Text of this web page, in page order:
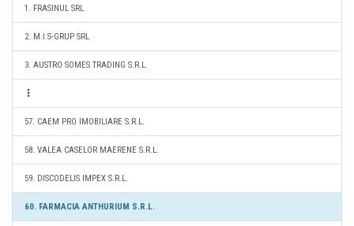
1. FRASINUL SRL
2. M.I.S-GRUP SRL
3. AUSTRO SOMES TRADING S.R.L.
57. CAEM PRO IMOBILIARE S.R.L.
58. VALEA CASELOR MAERENE S.R.L.
59. DISCODELIS IMPEX S.R.L.
60. FARMACIA ANTHURIUM S.R.L.